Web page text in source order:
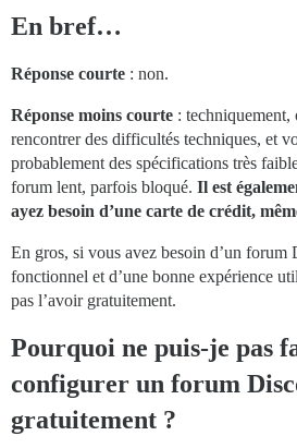
En bref…
Réponse courte : non.
Réponse moins courte :
rencontrer des difficultés techniques, et
probablement des spécifications très
forum lent, parfois bloqué. Il est
ayez besoin d’une carte de crédit,
En gros, si vous avez besoin d’un forum
fonctionnel et d’une bonne expérience
pas l’avoir gratuitement.
Pourquoi ne puis-je pas
configurer un forum
gratuitement ?